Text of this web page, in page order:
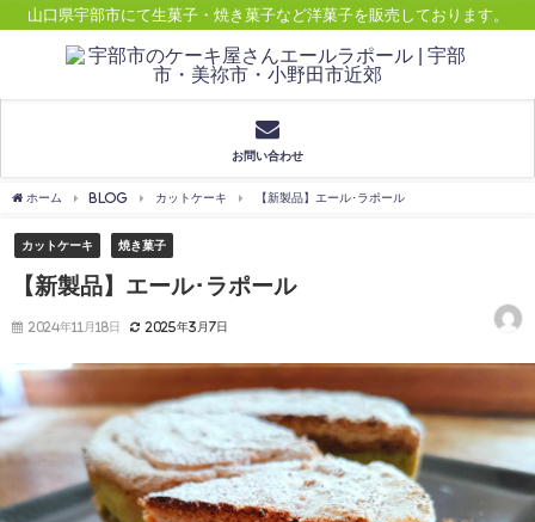
山口県宇部市にて生菓子・焼き菓子など洋菓子を販売しております。
お問い合わせ
ホーム BLOG カットケーキ 【新製品】エール･ラポール
カットケーキ 焼き菓子
【新製品】エール･ラポール
2024年11月18日 2025年3月7日